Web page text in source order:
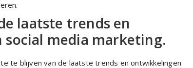
laatste trends en
media marketing.
te blijven van de laatste trends en ontwikkelingen